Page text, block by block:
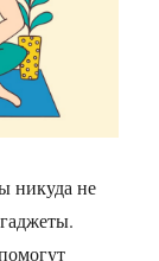
никуда не